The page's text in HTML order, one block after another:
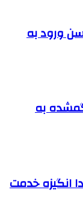
ورود به
گمشده به
انگیزه خدمت